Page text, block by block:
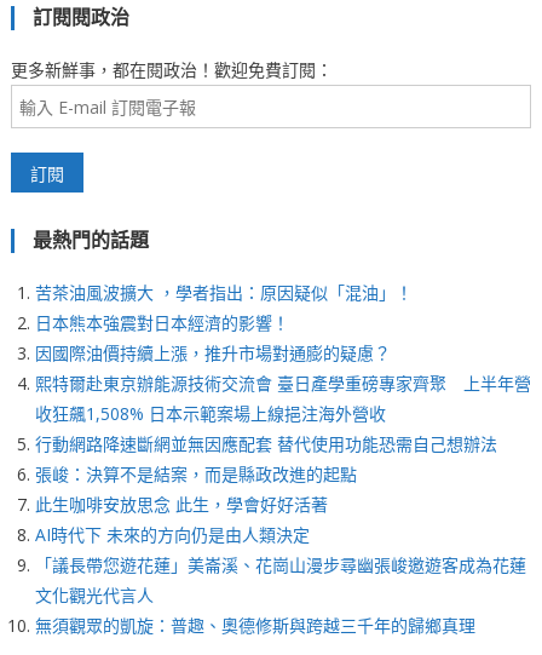
訂閱閱政治
更多新鮮事，都在閱政治！歡迎免費訂閱：
最熱門的話題
苦茶油風波擴大 ，學者指出：原因疑似「混油」！
日本熊本強震對日本經濟的影響！
因國際油價持續上漲，推升市場對通膨的疑慮？
熙特爾赴東京辦能源技術交流會 臺日產學重磅專家齊聚 上半年營
收狂飆1,508% 日本示範案場上線挹注海外營收
行動網路降速斷網並無因應配套 替代使用功能恐需自己想辦法
張峻：決算不是結案，而是縣政改進的起點
此生咖啡安放思念 此生，學會好好活著
AI時代下 未來的方向仍是由人類決定
「議長帶您遊花蓮」美崙溪、花崗山漫步尋幽張峻邀遊客成為花蓮
文化觀光代言人
無須觀眾的凱旋：普趣、奧德修斯與跨越三千年的歸鄉真理